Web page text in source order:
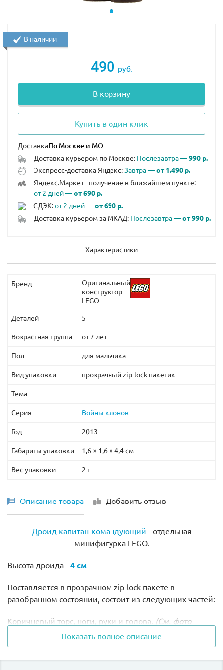
Дайвер №6 - Джефф Фишер
490 руб.
В корзину
Купить в один клик
Доставка
Доставка курьером по Москве: Послезавтра —990 р.
Экспресс-доставка Яндекс:Завтра —от 1.490 р.
Яндекс.Маркет - получение в ближайшем пункте:
от 2 дней —от 690 р.
СДЭК:от 2 дней —от 690 р.
Доставка курьером за МКАД: Послезавтра —от 990 р.
В наличии
Характеристики
Бренд
Оригинальный
конструктор
LEGO
Деталей 5
Возрастная группа от 7 лет
Пол для мальчика
Вид упаковки прозрачный zip-lock пакетик
Тема —
Серия Войны клонов
Год 2013
Габариты упаковки 1,6 × 1,6 × 4,4 см
Вес упаковки 2 г
Описание товара Добавить отзыв
Дроид капитан-командующий - отдельная
минифигурка LEGO.
Высота дроида - 4 см
Поставляется в прозрачном zip-lock пакете в
разобранном состоянии, состоит из следующих частей:
Коричневый торс, ноги, руки и голова.
(См. фото
Показать полное описание